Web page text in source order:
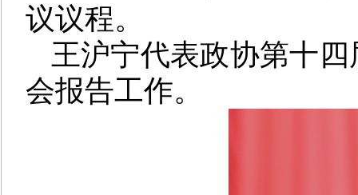
议议程。
王沪宁代表政协第十
会报告工作。